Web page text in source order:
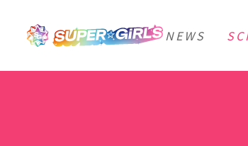
NEWS